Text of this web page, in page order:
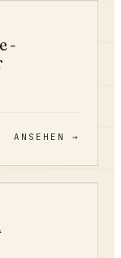
-
ANSEHEN →